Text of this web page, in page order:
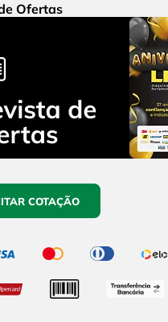
Ofertas
COTAÇÃO